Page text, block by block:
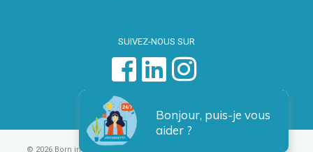
SUIVEZ-NOUS SUR
Bonjour, puis-je vous
aider ?
© 2026 Born in Brussels